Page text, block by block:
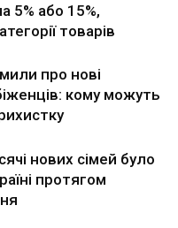
5% або 15%,
товарів
про нові
кому можуть
нових сімей було
протягом